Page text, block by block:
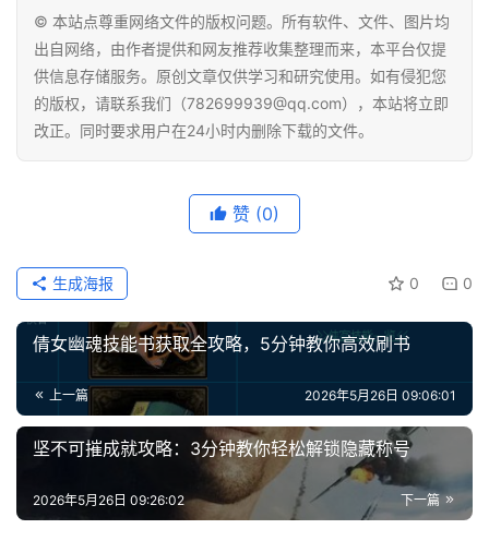
© 本站点尊重网络文件的版权问题。所有软件、文件、图片均
出自网络，由作者提供和网友推荐收集整理而来，本平台仅提
供信息存储服务。原创文章仅供学习和研究使用。如有侵犯您
的版权，请联系我们（782699939@qq.com），本站将立即
改正。同时要求用户在24小时内删除下载的文件。
赞 (0)
0 0
生成海报
倩女幽魂技能书获取全攻略，5分钟教你高效刷书
上一篇 2026年5月26日 09:06:01
坚不可摧成就攻略：3分钟教你轻松解锁隐藏称号
下一篇
2026年5月26日 09:26:02